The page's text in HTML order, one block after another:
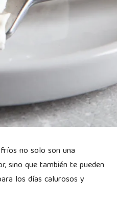
no solo son una
sino que también te pueden
los días calurosos y